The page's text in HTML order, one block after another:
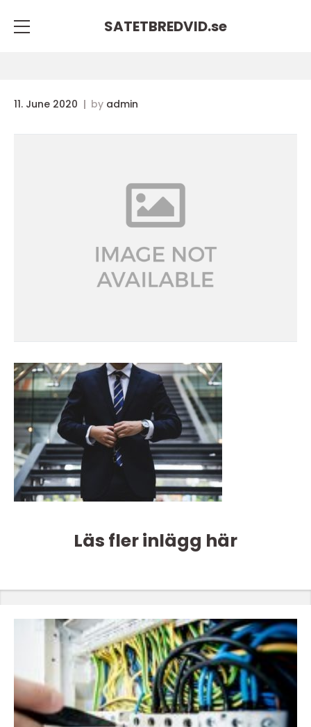
SATETBREDVID.se
11. June 2020 by admin
Läs fler inlägg här